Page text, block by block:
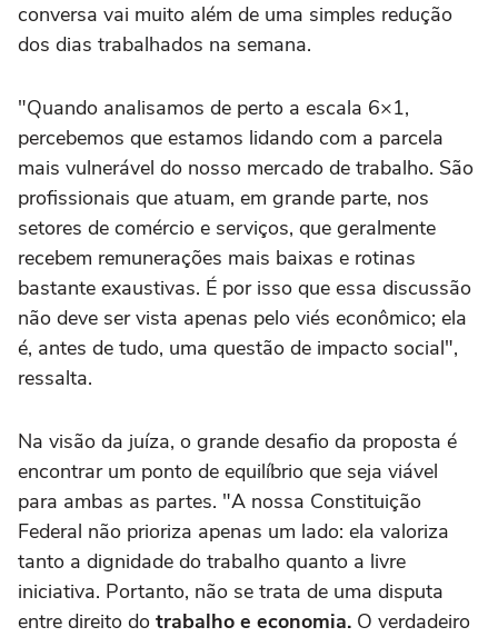
conversa vai muito além de uma simples redução
dos dias trabalhados na semana.
"Quando analisamos de perto a escala 6×1,
percebemos que estamos lidando com a parcela
mais vulnerável do nosso mercado de trabalho. São
profissionais que atuam, em grande parte, nos
setores de comércio e serviços, que geralmente
recebem remunerações mais baixas e rotinas
bastante exaustivas. É por isso que essa discussão
não deve ser vista apenas pelo viés econômico; ela
é, antes de tudo, uma questão de impacto social",
ressalta.
Na visão da juíza, o grande desafio da proposta é
encontrar um ponto de equilíbrio que seja viável
para ambas as partes. "A nossa Constituição
Federal não prioriza apenas um lado: ela valoriza
tanto a dignidade do trabalho quanto a livre
iniciativa. Portanto, não se trata de uma disputa
entre direito do trabalho e economia. O verdadeiro